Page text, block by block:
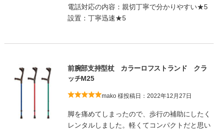
電話対応の内容：親切丁寧で分かりやすい★5
設置：丁寧迅速★5
前腕部支持型杖 カラーロフストランド クラ
ッチM25
mako 様投稿日：2022年12月27日
脚を痛めてしまったので、歩行の補助にしたく
レンタルしました。軽くてコンパクトだと思い